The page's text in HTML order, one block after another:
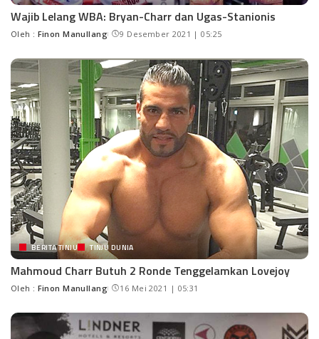
Wajib Lelang WBA: Bryan-Charr dan Ugas-Stanionis
Oleh : Finon Manullang 9 Desember 2021 | 05:25
BERITA TINJU TINJU DUNIA
Mahmoud Charr Butuh 2 Ronde Tenggelamkan Lovejoy
Oleh : Finon Manullang 16 Mei 2021 | 05:31